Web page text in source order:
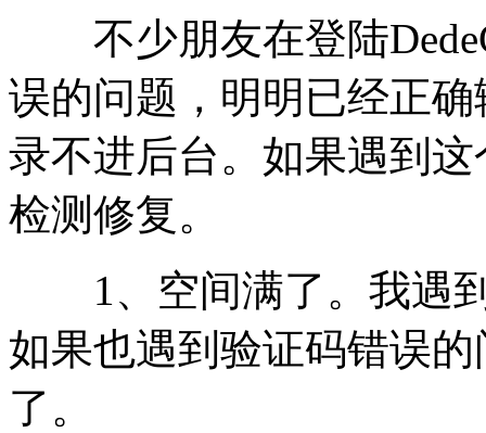
不少朋友在登陆
误的问题，明明已经正
录不进后台。如果遇到
检测修复。
1、空间满了。我遇到
如果也遇到验证码错误
了。